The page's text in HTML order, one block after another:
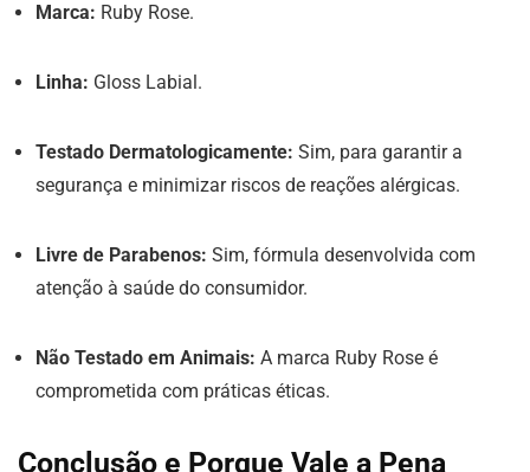
Marca: Ruby Rose.
Linha: Gloss Labial.
Testado Dermatologicamente: Sim, para garantir a
segurança e minimizar riscos de reações alérgicas.
Livre de Parabenos: Sim, fórmula desenvolvida com
atenção à saúde do consumidor.
Não Testado em Animais: A marca Ruby Rose é
comprometida com práticas éticas.
Conclusão e Porque Vale a Pena